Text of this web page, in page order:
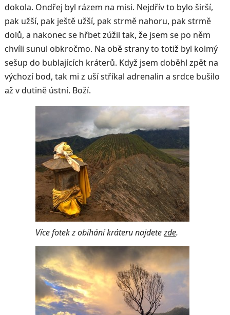
dokola. Ondřej byl rázem na misi. Nejdřív to bylo širší,
pak užší, pak ještě užší, pak strmě nahoru, pak strmě
dolů, a nakonec se hřbet zúžil tak, že jsem se po něm
chvíli sunul obkročmo. Na obě strany to totiž byl kolmý
sešup do bublajících kráterů. Když jsem doběhl zpět na
výchozí bod, tak mi z uší stříkal adrenalin a srdce bušilo
až v dutině ústní. Boží.
Více fotek z obíhání kráteru najdetezde.